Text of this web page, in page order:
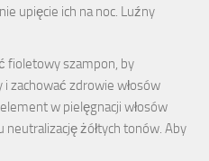
upięcie ich na noc. Luźny
fioletowy szampon, by
zachować zdrowie włosów
w pielęgnacji włosów
neutralizację żółtych tonów. Aby